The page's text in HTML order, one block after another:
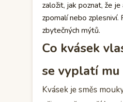
založit, jak poznat, že
zpomalí nebo zplesniví.
zbytečných mýtů.
Co kvásek
se vyplatí
Kvásek je směs